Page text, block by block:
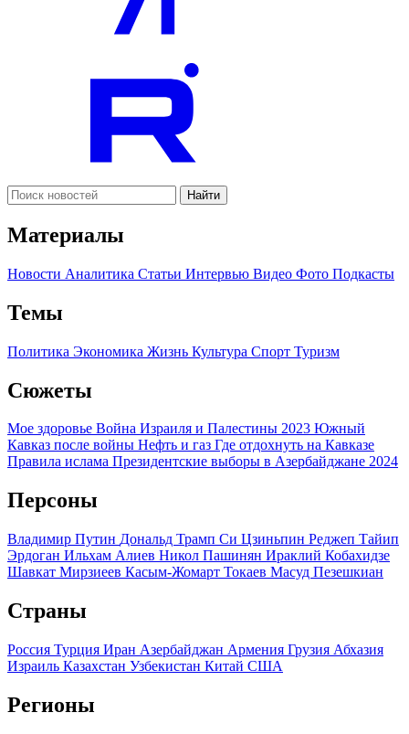
Найти
Материалы
Новости Аналитика Статьи Интервью Видео Фото Подкасты
Темы
Политика Экономика Жизнь Культура Спорт Туризм
Сюжеты
Мое здоровье Война Израиля и Палестины 2023 Южный
Кавказ после войны Нефть и газ Где отдохнуть на Кавказе
Правила ислама Президентские выборы в Азербайджане 2024
Персоны
Владимир Путин Дональд Трамп Си Цзиньпин Реджеп Тайип
Эрдоган Ильхам Алиев Никол Пашинян Ираклий Кобахидзе
Шавкат Мирзиеев Касым-Жомарт Токаев Масуд Пезешкиан
Страны
Россия Турция Иран Азербайджан Армения Грузия Абхазия
Израиль Казахстан Узбекистан Китай США
Регионы